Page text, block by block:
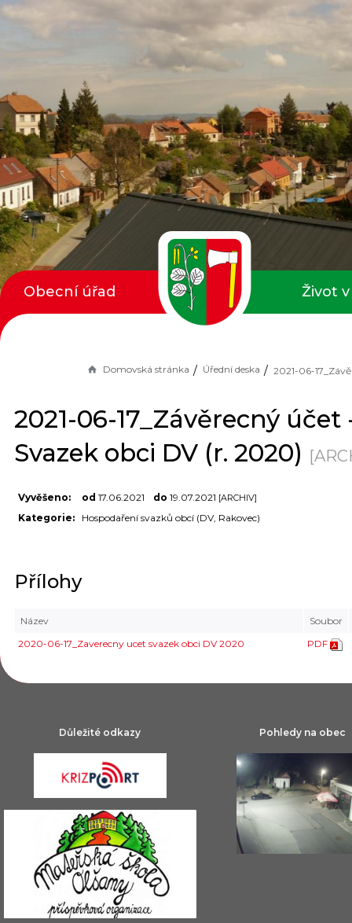
Domovská stránka Úřední deska
2021-06-17_Závěrecný účet
Svazek obci DV (r. 2020)
Vyvěšeno: od 17.06.2021 do 19.07.2021 [ARCHIV]
Kategorie: Hospodaření svazků obcí (DV, Rakovec)
Přílohy
Název
Soubor
2020-06-17_Zaverecny ucet svazek obci DV 2020
PDF
Obecní úřad Život
Důležité odkazy Pohledy na obec